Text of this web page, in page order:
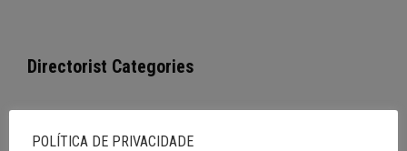
Directorist Categories
Empresas e Serviços
POLÍTICA DE PRIVACIDADE